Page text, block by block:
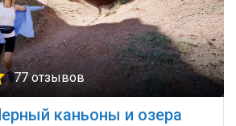
77 отзывов
каньоны и озера